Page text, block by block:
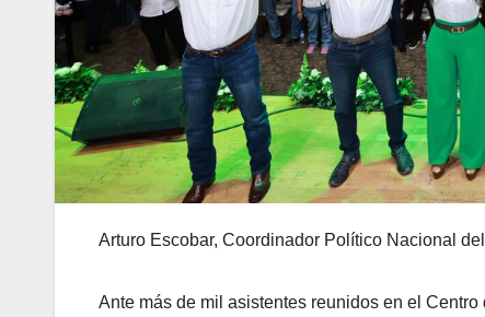
Arturo Escobar, Coordinador Político Nacional
Ante más de mil asistentes reunidos en el